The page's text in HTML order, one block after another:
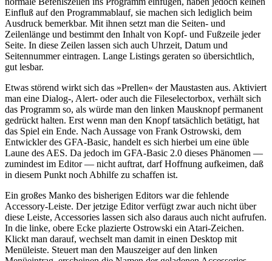
Einfluß auf den Programmablauf, sie machen sich lediglich beim
Ausdruck bemerkbar. Mit ihnen setzt man die Seiten- und
Zeilenlänge und bestimmt den Inhalt von Kopf- und Fußzeile jeder
Seite. In diese Zeilen lassen sich auch Uhrzeit, Datum und
Seitennummer eintragen. Lange Listings geraten so übersichtlich,
gut lesbar.
Etwas störend wirkt sich das »Prellen« der Maustasten aus. Aktiviert
man eine Dialog-, Alert- oder auch die Fileselectorbox, verhält sich
das Programm so, als würde man den linken Mausknopf permanent
gedrückt halten. Erst wenn man den Knopf tatsächlich betätigt, hat
das Spiel ein Ende. Nach Aussage von Frank Ostrowski, dem
Entwickler des GFA-Basic, handelt es sich hierbei um eine üble
Laune des AES. Da jedoch im GFA-Basic 2.0 dieses Phänomen —
zumindest im Editor — nicht auftrat, darf Hoffnung aufkeimen, daß
in diesem Punkt noch Abhilfe zu schaffen ist.
Ein großes Manko des bisherigen Editors war die fehlende
Accessory-Leiste. Der jetzige Editor verfügt zwar auch nicht über
diese Leiste, Accessories lassen sich also daraus auch nicht aufrufen.
In die linke, obere Ecke plazierte Ostrowski ein Atari-Zeichen.
Klickt man darauf, wechselt man damit in einen Desktop mit
Menüleiste. Steuert man den Mauszeiger auf den linken